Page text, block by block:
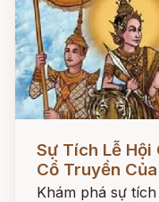
Sự Tích Lễ
Cổ Truyền
Khám phá sự